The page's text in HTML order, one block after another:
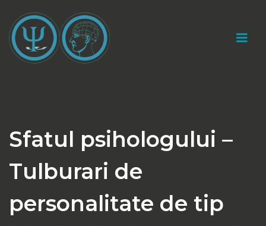
conținut
Sfatul psihologului –
Tulburari de
personalitate de tip